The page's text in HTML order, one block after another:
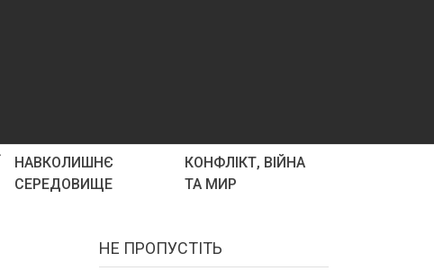
НАВКОЛИШНЄ
СЕРЕДОВИЩЕ
КОНФЛІКТ, ВІЙНА
ТА МИР
НЕ ПРОПУСТІТЬ